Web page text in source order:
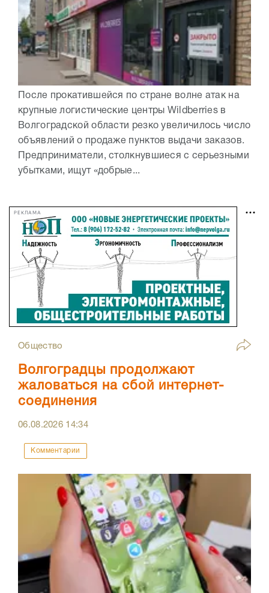
После прокатившейся по стране волне атак на
крупные логистические центры Wildberries в
Волгоградской области резко увеличилось число
объявлений о продаже пунктов выдачи заказов.
Предприниматели, столкнувшиеся с серьезными
убытками, ищут «добрые...
РЕКЛАМА
Общество
Волгоградцы продолжают
жаловаться на сбой интернет-
соединения
06.08.2026 14:34
Комментарии